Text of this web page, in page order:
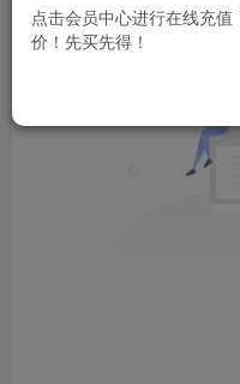
点击会员中心进行在线充值
价！先买先得！